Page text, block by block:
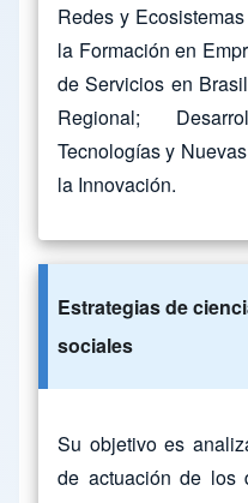
Redes y
la Formación en
de Servicios en
Regional;
Tecnologías y
la Innovación.
Estrategias de
sociales
Su objetivo es
de actuación de los